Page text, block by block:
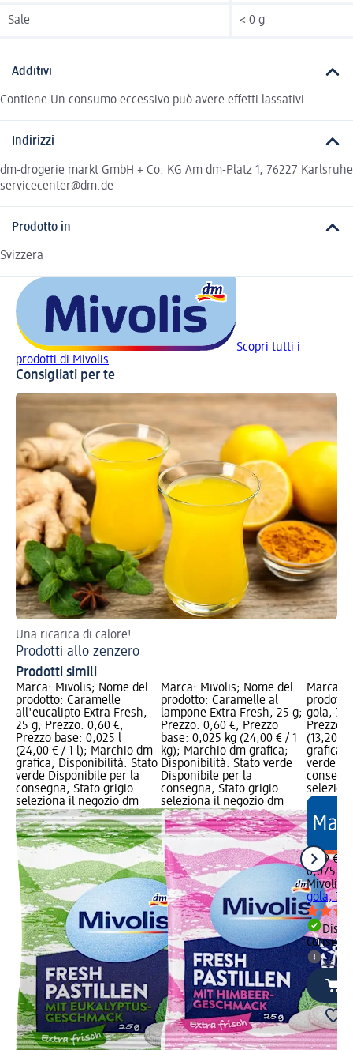
Sale < 0 g
Additivi
Contiene Un consumo eccessivo può avere effetti lassativi
Indirizzi
dm-drogerie markt GmbH + Co. KG Am dm-Platz 1, 76227 Karlsruhe
servicecenter@dm.de
Prodotto in
Svizzera
Scopri tutti i
prodotti di Mivolis
Consigliati per te
Una ricarica di calore!
Prodotti allo zenzero
Prodotti simili
Marca: Mivolis; Nome del
prodotto: Caramelle
all'eucalipto Extra Fresh,
25 g; Prezzo: 0,60 €;
Prezzo base: 0,025 l
(24,00 € / 1 l); Marchio dm
grafica; Disponibilità: Stato
verde Disponibile per la
consegna, Stato grigio
seleziona il negozio dm
Marca: Mivolis; Nome del
prodotto: Caramelle al
lampone Extra Fresh, 25 g;
Prezzo: 0,60 €; Prezzo
base: 0,025 kg (24,00 € / 1
kg); Marchio dm grafica;
Disponibilità: Stato verde
Disponibile per la
consegna, Stato grigio
seleziona il negozio dm
Marca:
gola, 75
Prezzo
(13,20 €
grafica;
verde
0,99 €
0,075 kg
Mivolis
gola, 75